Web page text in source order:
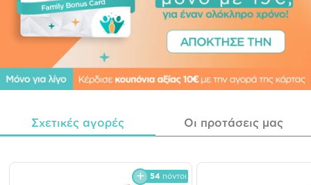
Σχετικές αγορές Οι προτάσεις μας
54 πόντοι